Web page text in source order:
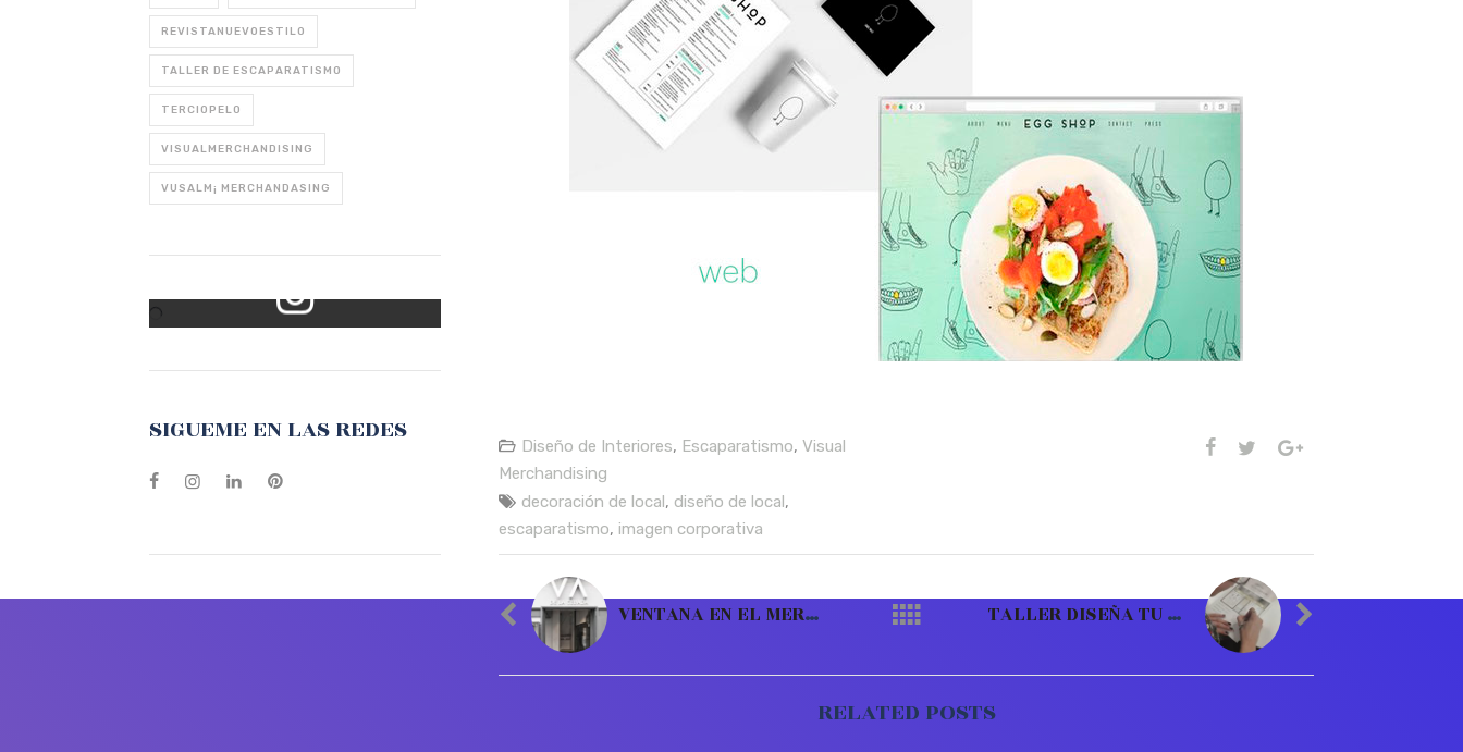
REVISTANUEVOESTILO
TALLER DE ESCAPARATISMO
TERCIOPELO
VISUALMERCHANDISING
VUSALM¡ MERCHANDASING
SIGUEME EN LAS REDES
Diseño de Interiores, Escaparatismo, Visual
Merchandising
decoración de local, diseño de local,
escaparatismo, imagen corporativa
VENTANA EN EL MERCADO TALLER DISEÑA TU ESCAPARATE II
RELATED POSTS